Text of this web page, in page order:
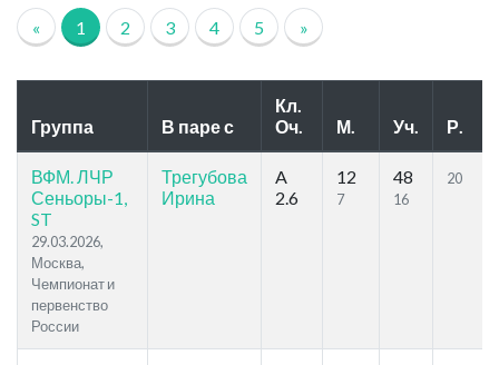
« 1 2 3 4 5 »
Группа В паре с
Кл.
Оч.
М. Уч. Р.
ВФМ. ЛЧР
Сеньоры-1,
ST
29.03.2026,
Москва,
Чемпионат и
первенство
России
Трегубова
Ирина
A
2.6
12
7
48
16
20